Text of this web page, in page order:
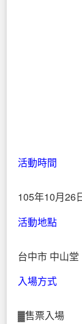
活動時間
105年10月26
活動地點
台中市 中山堂
入場方式
▓售票入場